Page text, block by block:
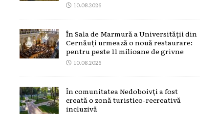
10.08.2026
În Sala de Marmură a Universității din
Cernăuți urmează o nouă restaurare:
pentru peste 11 milioane de grivne
10.08.2026
În comunitatea Nedoboivți a fost
creată o zonă turistico-recreativă
incluzivă